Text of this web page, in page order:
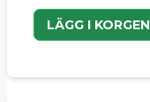
LÄGG I KORGEN